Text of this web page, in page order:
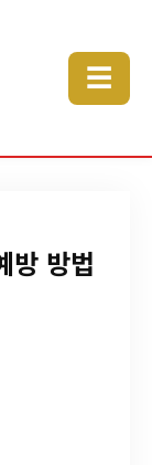
☰
방 방법